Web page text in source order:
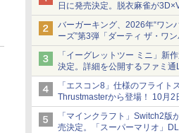
日に発売決定。脱衣麻雀が
発売から2週間は20%オフにな
バーガーキング、2026年“ワン
ーズ”第3弾「ダーティ ザ・ワ
8月7日発売
「特製ガーリックマヨソース
型チーズバーガー
「イーグレットツー ミニ」新
決定。詳細を公開するファミ通
20時から配信
シリーズ累計100タイトルへ
「エスコン8」仕様のフライト
Thrustmasterから登場！ 10月2
ジョイスティックに振動機能を
も開始
「マインクラフト」Switch2版
売決定。「スーパーマリオ」